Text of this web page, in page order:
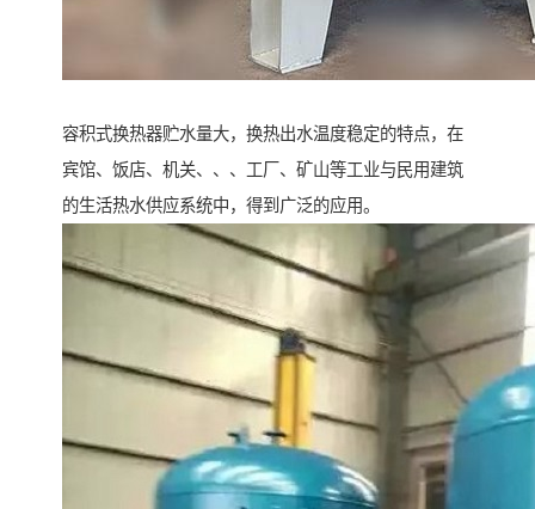
容积式换热器贮水量大，换热出水温度稳定的特点，在
宾馆、饭店、机关、、、工厂、矿山等工业与民用建筑
的生活热水供应系统中，得到广泛的应用。